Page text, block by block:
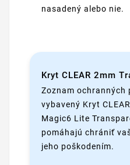
nasadený alebo nie.
Kryt CLEAR 2mm
Zoznam ochranných
vybavený Kryt
Magic6 Lite
pomáhajú chrániť
jeho poškodením.